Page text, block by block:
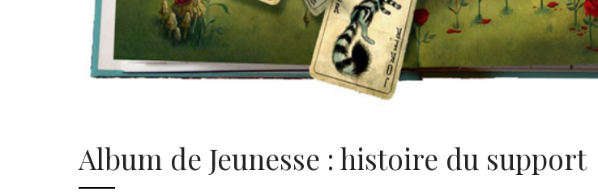
Album de Jeunesse : histoire du support